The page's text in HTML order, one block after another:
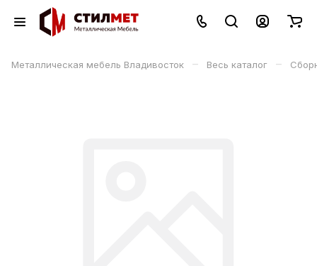
Металлическая мебель Владивосток – Весь каталог –